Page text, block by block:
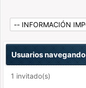
Usuarios
1 invitado(s)